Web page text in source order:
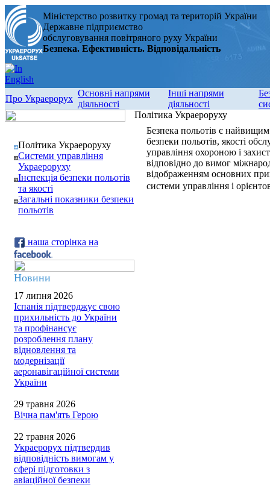
Міністерство розвитку громад та територій України
Державне підприємство
обслуговування повітряного руху України
Безпека. Ефективність. Відповідальність
Про Украерорух
Основні напрями
діяльності
Інші напрями
діяльності
Політика Украероруху
Системи управління
Украероруху
Інспекція безпеки польотів
та якості
Загальні показники безпеки
польотів
наша сторінка на
Новини
17 липня 2026
Іспанія підтверджує свою
прихильність до України
та профінансує
розроблення плану
відновлення та
модернізації
аеронавігаційної системи
України
29 травня 2026
Вічна пам'ять Герою
22 травня 2026
Украерорух підтвердив
відповідність вимогам у
сфері підготовки з
авіаційної безпеки
Політика Украероруху
Безпека польотів є найвищим
безпеки польотів, якості
управління охороною і
відповідно до вимог
відображенням основних
системи управління і